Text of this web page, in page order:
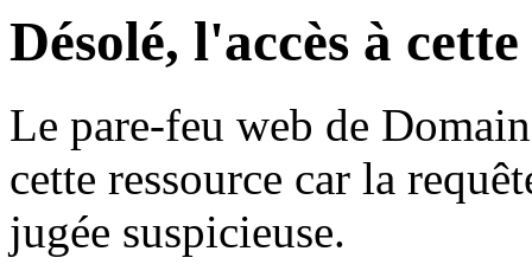
Désolé, l'accès à
Le pare-feu web de
cette ressource car la
jugée suspicieuse.